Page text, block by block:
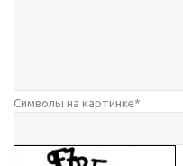
Символы на картинке*